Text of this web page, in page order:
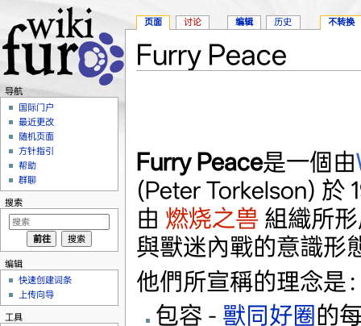
Furry Peace
Furry Peace是一個由
(Peter Torkelson) 於
由 燃烧之兽組織所
與獸迷內戰的意識形
他們所宣稱的理念是
包容 - 獸同好圈的
页面 讨论 编辑 历史 不转换
导航
国际门户
最近更改
随机页面
方针指引
帮助
群聊
搜索
编辑
快速创建词条
上传向导
工具